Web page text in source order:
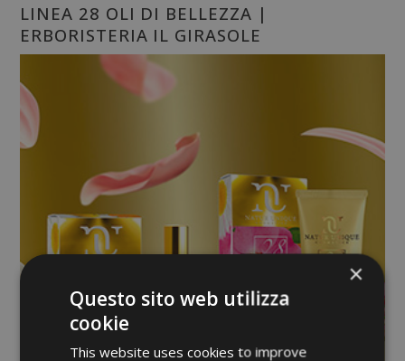
LINEA 28 OLI DI BELLEZZA |
ERBORISTERIA IL GIRASOLE
×
Questo sito web utilizza
cookie
This website uses cookies to improve